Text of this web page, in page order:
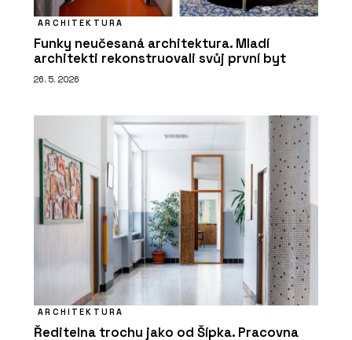
ARCHITEKTURA
Funky neučesaná architektura. Mladí
architekti rekonstruovali svůj první byt
26. 5. 2026
ARCHITEKTURA
Ředitelna trochu jako od Šípka. Pracovna